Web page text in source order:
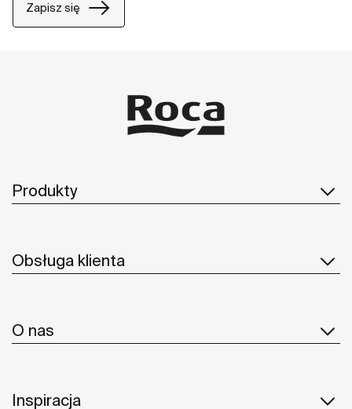
Zapisz się
Produkty
Obsługa klienta
O nas
Inspiracja